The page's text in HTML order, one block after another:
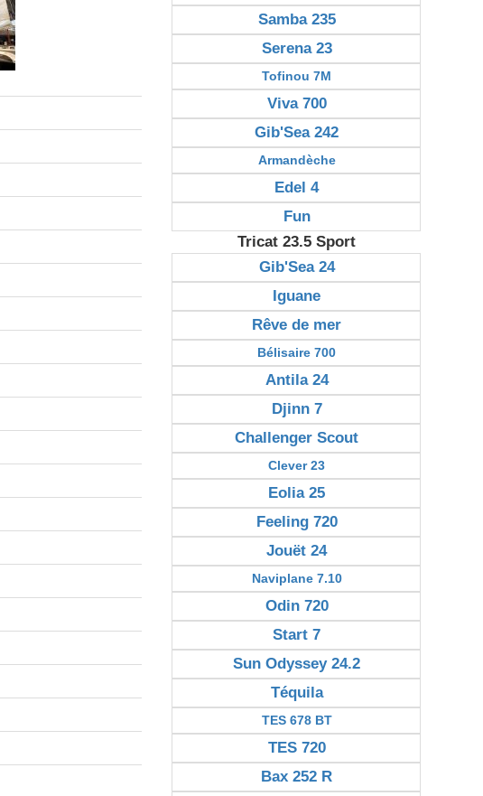
Samba 235
Serena 23
Tofinou 7M
Viva 700
Gib'Sea 242
Armandèche
Edel 4
Fun
Tricat 23.5 Sport
Gib'Sea 24
Iguane
Rêve de mer
Bélisaire 700
Antila 24
Djinn 7
Challenger Scout
Clever 23
Eolia 25
Feeling 720
Jouët 24
Naviplane 7.10
Odin 720
Start 7
Sun Odyssey 24.2
Téquila
TES 678 BT
TES 720
Bax 252 R